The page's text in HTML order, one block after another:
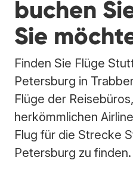
buchen
Sie
Finden Sie Flüge
Petersburg in
Flüge der
herkömmlichen
Flug für die Strecke
Petersburg zu finden.